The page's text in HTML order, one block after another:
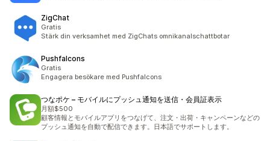
ZigChat
Gratis
Stärk din verksamhet med ZigChats omnikanalschattbotar
Pushfalcons
Gratis
Engagera besökare med Pushfalcons
つなポケ – モバイルにプッシュ通知を送信・会員証表示
月額$500
顧客情報とモバイルアプリをつなげて、注文・出荷・キャンペーンなどの
プッシュ通知を自動で配信できます。日本語でサポートします。